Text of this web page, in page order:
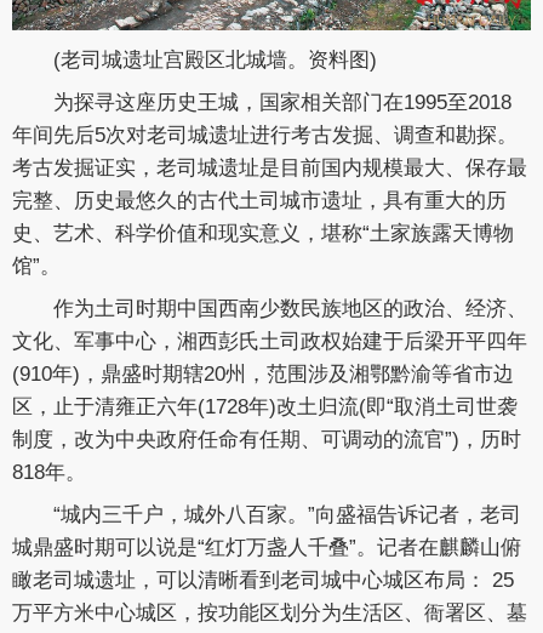
(老司城遗址宫殿区北城墙。资料图)
为探寻这座历史王城，国家相关部门在1995至2018
年间先后5次对老司城遗址进行考古发掘、调查和勘探。
考古发掘证实，老司城遗址是目前国内规模最大、保存最
完整、历史最悠久的古代土司城市遗址，具有重大的历
史、艺术、科学价值和现实意义，堪称“土家族露天博物
馆”。
作为土司时期中国西南少数民族地区的政治、经济、
文化、军事中心，湘西彭氏土司政权始建于后梁开平四年
(910年)，鼎盛时期辖20州，范围涉及湘鄂黔渝等省市边
区，止于清雍正六年(1728年)改土归流(即“取消土司世袭
制度，改为中央政府任命有任期、可调动的流官”)，历时
818年。
“城内三千户，城外八百家。”向盛福告诉记者，老司
城鼎盛时期可以说是“红灯万盏人千叠”。记者在麒麟山俯
瞰老司城遗址，可以清晰看到老司城中心城区布局： 25
万平方米中心城区，按功能区划分为生活区、衙署区、墓